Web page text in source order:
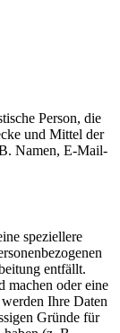
Person, die
und Mittel der
Namen, E-Mail-
speziellere
entfällt.
machen oder eine
Ihre Daten
Gründe für